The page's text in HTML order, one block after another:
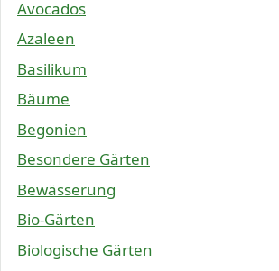
Avocados
Azaleen
Basilikum
Bäume
Begonien
Besondere Gärten
Bewässerung
Bio-Gärten
Biologische Gärten